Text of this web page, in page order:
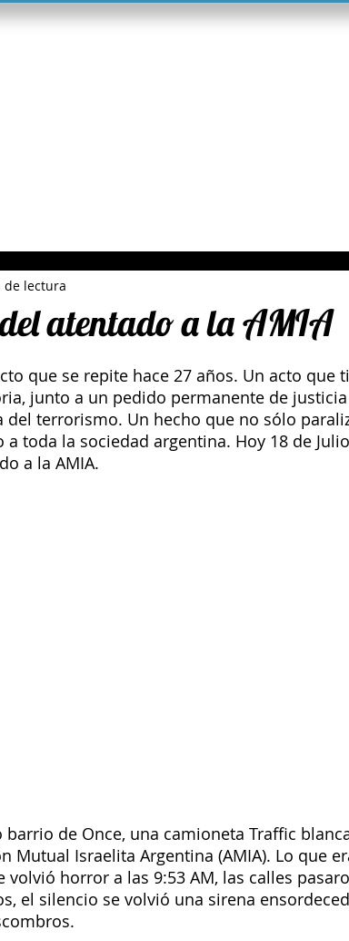
atentado a la AMIA
de lectura
que se repite hace 27 años. Un acto que
junto a un pedido permanente de
terrorismo. Un hecho que no sólo
toda la sociedad argentina. Hoy 18 de
a la AMIA.
barrio de Once, una camioneta Traffic
Mutual Israelita Argentina (AMIA). Lo que
volvió horror a las 9:53 AM, las calles
el silencio se volvió una sirena